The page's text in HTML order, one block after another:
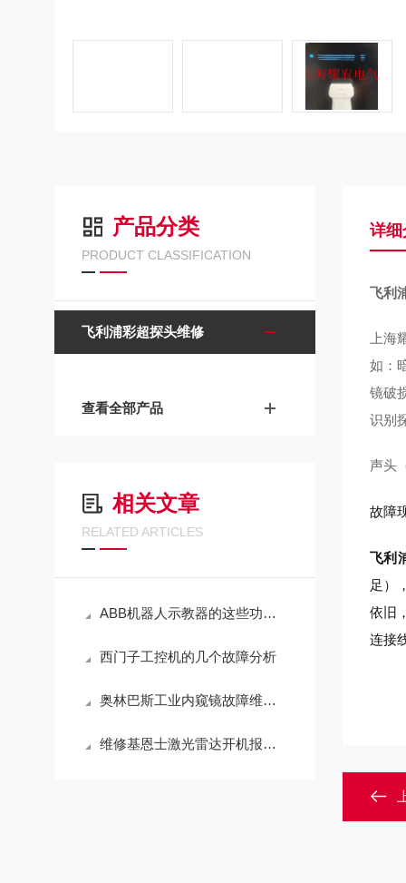
产品分类
PRODUCT CLASSIFICATION
飞利浦彩超探头维修
查看全部产品
相关文章
RELATED ARTICLES
ABB机器人示教器的这些功能，不可不知
西门子工控机的几个故障分析
奥林巴斯工业内窥镜故障维修方法
维修基恩士激光雷达开机报警0051系统错误（包修好）
详细
飞利
上
如：
镜破
识别
声头
故障
飞利
足）
依旧
连接